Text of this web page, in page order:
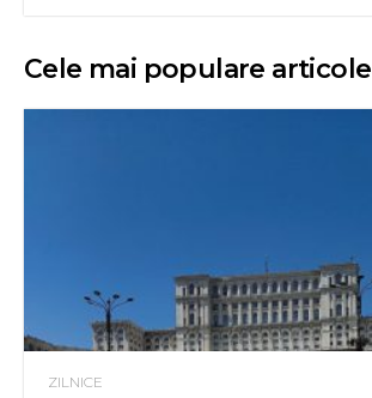
Cele mai populare articole
ZILNICE